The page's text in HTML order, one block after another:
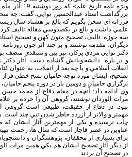
بزرگداشت استاد عبدالحسين نوايي، گفت: چه
فرزانه اي سخن بگويم كه بالغ بر هشتاد سال
علمي داشت و بالغ بر يكصدوسي مقاله تاليف
سه حوزه تاليف، تصحيح متون كهن و تصحيح اسناد
ديگران، مقدمه نوشتند و بر چند اثر چون
دكتر نوايي مردي پركار، تيز بين و منتقدي
و در باره دانشجويانش گشاده دست. آثار دكتر
انقلاب اسلامي و يا چه بعد از انقلاب، به عنوان
تصحيح، ايشان مورد توجه حاميان نسخ خطي
برگزاري حاميان و دومين بار در دوره پنجم
وي ادامه داد: آنچه در مقام دفاع از محمد
مرات الوردان نوشتند، گروهي آن را خرده بر
نبود. در دفاع از حقيقت، طبيعي است گروهي
مهمتر و والاتر از آزرده خاطر شدن تني چند است.
چاپ نرسيده و يكي از مهمترين آثار ايشان
عناوين در عصر قاجار است كه سال ها، زحمت
براي بسياري از محققان، پژوهشگران و
از ديگر آثار تصحيح ايشان هم يكي همين مرات
در تصحيح آن بردند.